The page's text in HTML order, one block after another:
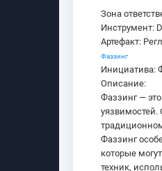
Зона
Инструмент:
Артефакт:
Фаззинг
Инициатива:
Описание:
Фаззинг —
Фаззинг
которые
техник,